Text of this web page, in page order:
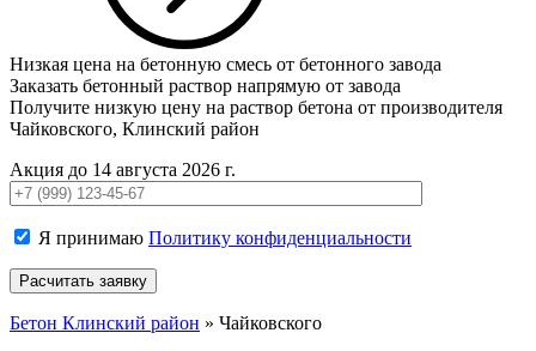
Низкая цена на бетонную смесь от бетонного завода
Заказать бетонный раствор напрямую от завода
Получите низкую цену на раствор бетона от производителя
Чайковского, Клинский район
Акция до 14 августа 2026 г.
Я принимаю Политику конфиденциальности
Бетон Клинский район » Чайковского